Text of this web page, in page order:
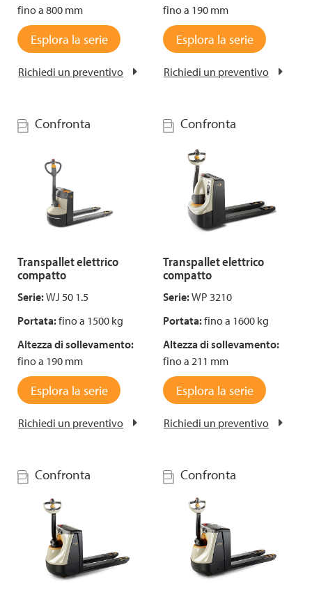
fino a 800 mm
Esplora la serie
Richiedi un preventivo
fino a 190 mm
Esplora la serie
Richiedi un preventivo
Confronta
Transpallet elettrico
compatto
Serie:WJ 50 1.5
Portata:fino a 1500 kg
Altezza di sollevamento:
fino a 190 mm
Esplora la serie
Richiedi un preventivo
Confronta
Transpallet elettrico
compatto
Serie:WP 3210
Portata:fino a 1600 kg
Altezza di sollevamento:
fino a 211 mm
Esplora la serie
Richiedi un preventivo
Confronta Confronta